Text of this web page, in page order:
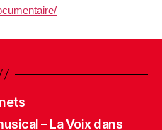
– La Voix dans